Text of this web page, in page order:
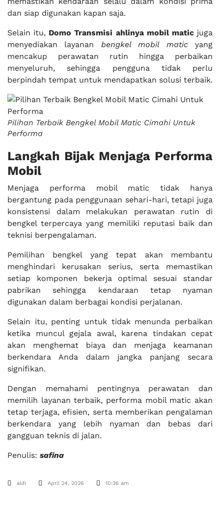
dan siap digunakan kapan saja.
Selain itu, Domo Transmisi ahlinya mobil maticjuga
menyediakan layanan bengkel mobil maticyang
mencakup perawatan rutin hingga perbaikan
menyeluruh, sehingga pengguna tidak perlu
berpindah tempat untuk mendapatkan solusi terbaik.
Pilihan Terbaik Bengkel Mobil Matic Cimahi Untuk
Performa
Langkah Bijak Menjaga Performa
Mobil
Menjaga performa mobil matic tidak hanya
bergantung pada penggunaan sehari-hari, tetapi juga
konsistensi dalam melakukan perawatan rutin di
bengkel terpercaya yang memiliki reputasi baik dan
teknisi berpengalaman.
Pemilihan bengkel yang tepat akan membantu
menghindari kerusakan serius, serta memastikan
setiap komponen bekerja optimal sesuai standar
pabrikan sehingga kendaraan tetap nyaman
digunakan dalam berbagai kondisi perjalanan.
Selain itu, penting untuk tidak menunda perbaikan
ketika muncul gejala awal, karena tindakan cepat
akan menghemat biaya dan menjaga keamanan
berkendara Anda dalam jangka panjang secara
signifikan.
Dengan memahami pentingnya perawatan dan
memilih layanan terbaik, performa mobil matic akan
tetap terjaga, efisien, serta memberikan pengalaman
berkendara yang lebih nyaman dan bebas dari
gangguan teknis di jalan.
Penulis: safina
aldi April 24, 2026 10:36 am